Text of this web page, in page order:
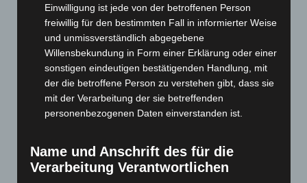
März 2023(174)
Februar 2023(154)
Januar 2023(140)
Dezember 2022(130)
November 2022(167)
Oktober 2022(166)
August 2022(166)
Einwilligung ist jede von der betroffenen Person
freiwillig für den bestimmten Fall in informierter Weise
und unmissverständlich abgegebene
Willensbekundung in Form einer Erklärung oder einer
sonstigen eindeutigen bestätigenden Handlung, mit
der die betroffene Person zu verstehen gibt, dass sie
mit der Verarbeitung der sie betreffenden
personenbezogenen Daten einverstanden ist.
Name und Anschrift des für die
Verarbeitung Verantwortlichen